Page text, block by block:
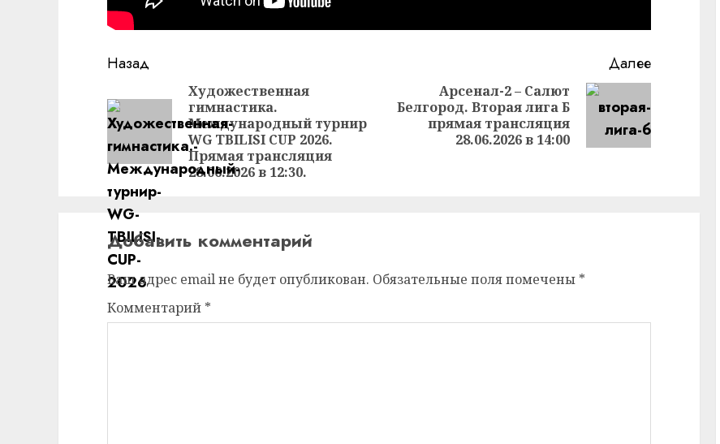
Продолжить
чтение
Назад
Предыдущая
Художественная
гимнастика.
Международный турнир
WG TBILISI CUP 2026.
Прямая трансляция
28.06.2026 в 12:30.
Далее
Следующая
запись:
Арсенал-2 – Салют
Белгород. Вторая лига Б
прямая трансляция
28.06.2026 в 14:00
Добавить комментарий
Ваш адрес email не будет опубликован. Обязательные поля помечены *
Комментарий *